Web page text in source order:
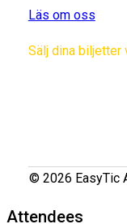
Läs om oss
Sälj dina biljetter
© 2026 EasyTic
Attendees